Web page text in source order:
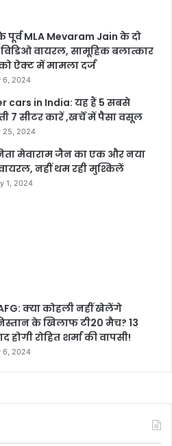
पूर्व MLA Mevaram Jain के दो
वायरल, सामूहिक बलात्कार
ऐक्ट में मामला दर्ज
6, 2024
cars in India: यह हैं 5 सबसे
7 सीटर कारें ,खर्चें में पैसा वसूल
25, 2024
मेवाराम जैन का एक और नया
नहीं थम रही मुश्किलें
1, 2024
क्या कोहली नहीं खेलेंगे
के खिलाफ टी20 मैच? 13
होगी रोहित शर्मा की वापसी!
6, 2024